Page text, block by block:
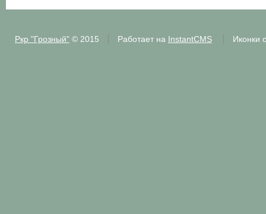
Ркр "Грозный"© 2015 Работает на InstantCMS Иконки